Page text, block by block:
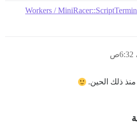
Workers /
ذلك الحين.